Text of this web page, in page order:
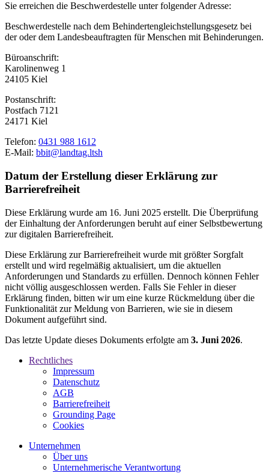
Sie erreichen die Beschwerdestelle unter folgender Adresse:
Beschwerdestelle nach dem Behindertengleichstellungsgesetz bei
der oder dem Landesbeauftragten für Menschen mit Behinderungen.
Büroanschrift:
Karolinenweg 1
24105 Kiel
Postanschrift:
Postfach 7121
24171 Kiel
Telefon: 0431 988 1612
E-Mail: bbit@landtag.ltsh
Datum der Erstellung dieser Erklärung zur
Barrierefreiheit
Diese Erklärung wurde am 16. Juni 2025 erstellt. Die Überprüfung
der Einhaltung der Anforderungen beruht auf einer Selbstbewertung
zur digitalen Barrierefreiheit.
Diese Erklärung zur Barrierefreiheit wurde mit größter Sorgfalt
erstellt und wird regelmäßig aktualisiert, um die aktuellen
Anforderungen und Standards zu erfüllen. Dennoch können Fehler
nicht völlig ausgeschlossen werden. Falls Sie Fehler in dieser
Erklärung finden, bitten wir um eine kurze Rückmeldung über die
Funktionalität zur Meldung von Barrieren, wie sie in diesem
Dokument aufgeführt sind.
Das letzte Update dieses Dokuments erfolgte am 3. Juni 2026.
Rechtliches
Impressum
Datenschutz
AGB
Barrierefreiheit
Grounding Page
Cookies
Unternehmen
Über uns
Unternehmerische Verantwortung